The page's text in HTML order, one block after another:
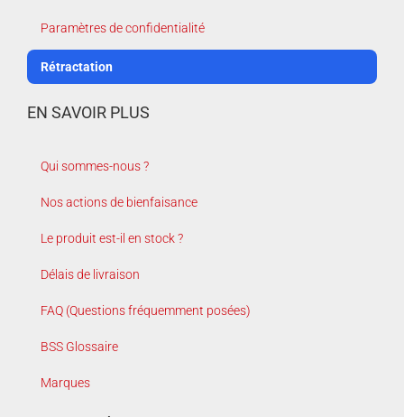
Paramètres de confidentialité
Rétractation
EN SAVOIR PLUS
Qui sommes-nous ?
Nos actions de bienfaisance
Le produit est-il en stock ?
Délais de livraison
FAQ (Questions fréquemment posées)
BSS Glossaire
Marques